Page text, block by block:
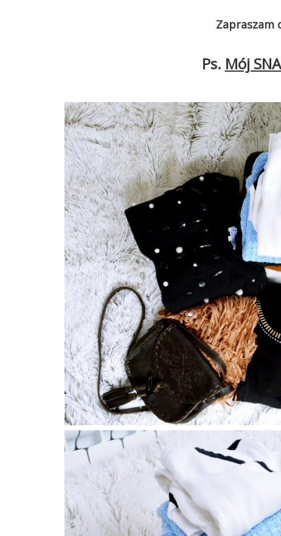
Zapraszam
Ps. Mój